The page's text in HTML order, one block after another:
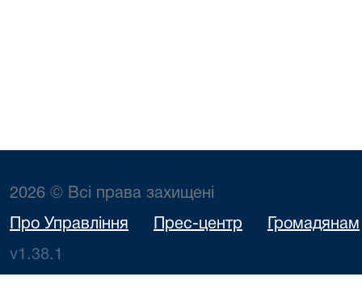
2026 © Всі права захищені
Про Управління Прес-центр Громадянам
v1.38.1